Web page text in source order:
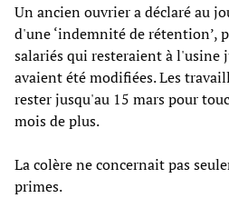
Un ancien ouvrier a déclaré au
d'une ‘indemnité de rétention’,
salariés qui resteraient à l'usine
avaient été modifiées. Les
rester jusqu'au 15 mars pour
mois de plus.
La colère ne concernait pas
primes.